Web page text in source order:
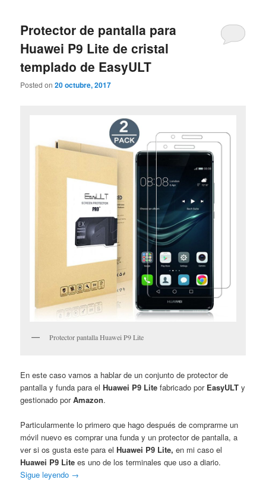
Protector de pantalla para
Huawei P9 Lite de cristal
templado de EasyULT
Posted on20 octubre, 2017
Protector pantalla Huawei P9 Lite
En este caso vamos a hablar de un conjunto de protector de
pantalla y funda para elHuawei P9 Lite fabricado por EasyULTy
gestionado porAmazon.
Particularmente lo primero que hago después de comprarme un
móvil nuevo es comprar una funda y un protector de pantalla, a
ver si os gusta este para elHuawei P9 Lite,en mi caso el
Huawei P9 Lite es uno de los terminales que uso a diario.
Sigue leyendo →